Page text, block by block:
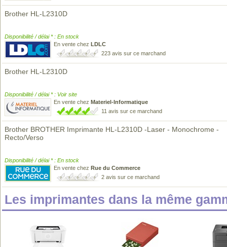
Brother HL-L2310D
Disponibilité / délai * : En stock
En vente chez LDLC
223 avis sur ce marchand
Brother HL-L2310D
Disponibilité / délai * : Voir site
En vente chez Materiel-Informatique
11 avis sur ce marchand
Brother BROTHER Imprimante HL-L2310D -Laser - Monochrome -
Recto/Verso
Disponibilité / délai * : En stock
En vente chez Rue du Commerce
2 avis sur ce marchand
Les imprimantes dans la même